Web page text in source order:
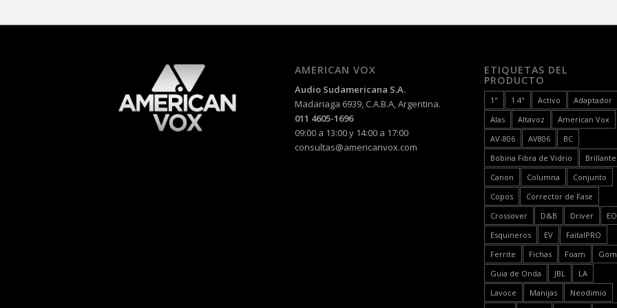
AMERICAN VOX
Audio Sudamericana S.A.
Madariaga 6939, C.A.B.A, Argentina.
011 4605-1696
09:00 a 13:00 y 14:00 a 17:00
consultas@americanvox.com
ETIQUETAS DEL
PRODUCTO
1" 1.4" Activo
Adaptador
Alas
Altavoz
American Vox
AV-806
AV806
BC
Bobina Fibra de Vidrio
Canon
Columna
Conjunto
Copos
Corrector de Fase
Crossover
D&B Driver
Esquineros
EV
FaitalPRO
Ferrite
Fichas Foam
Guia de Onda
JBL
LA
Lavoce
Manijas
Neodimio